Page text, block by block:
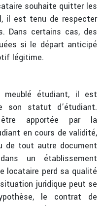
souhaite quitter les
il est tenu de respecter
Dans certains cas, des
si le départ anticipé
légitime.
meublé étudiant, il est
son statut d’étudiant.
apportée par la
en cours de validité,
de tout autre document
un établissement
locataire perd sa qualité
juridique peut se
le contrat de